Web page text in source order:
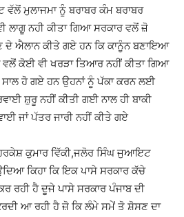
ਮੁਲਾਜਮਾ ਨੂੰ ਬਰਾਬਰ ਕੰਮ ਬਰਾਬਰ
ਲਾਗੂ ਨਹੀ ਕੀਤਾ ਗਿਆ ਸਰਕਾਰ ਵਲੋਂ ਜ਼ੋ
ਦੇ ਐਲਾਨ ਕੀਤੇ ਗਏ ਹਨ ਕਿ ਕਾਨੂੰਨ ਬਣਾਇਆ
ਵਲੋਂ ਕੋਈ ਵੀ ਖਰੜਾ ਤਿਆਰ ਨਹੀਂ ਕੀਤਾ ਗਿਆ
ਹੋ ਗਏ ਹਨ ਉਹਨਾਂ ਨੂੰ ਪੱਕਾ ਕਰਨ ਲਈ
ਸ਼ੁਰੂ ਨਹੀਂ ਕੀਤੀ ਗਈ ਨਾਲ ਹੀ ਬਾਕੀ
ਜਾਂ ਪੱਤਰ ਜਾਰੀ ਨਹੀਂ ਕੀਤੇ ਗਏ
ਕੁਮਾਰ ਵਿੱਕੀ,ਜਲੋਰ ਸਿੰਘ ਜੁਆਇਟ
ਕਿਹਾ ਕਿ ਇਕ ਪਾਸੇ ਸਰਕਾਰ ਕੱਚੇ
ਰਹੀ ਹੈ ਦੂਜੇ ਪਾਸੇ ਸਰਕਾਰ ਪੰਜਾਬ ਦੀ
ਆ ਰਹੀ ਹੈ ਜ਼ੋ ਕਿ ਲੰਮੇ ਸਮੇਂ ਤੋ ਸ਼ੋਸਣ ਦਾ